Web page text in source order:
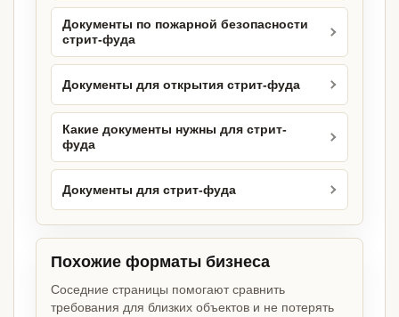
Документы по пожарной безопасности
стрит-фуда
Документы для открытия стрит-фуда
Какие документы нужны для стрит-
фуда
Документы для стрит-фуда
Похожие форматы бизнеса
Соседние страницы помогают сравнить
требования для близких объектов и не потерять